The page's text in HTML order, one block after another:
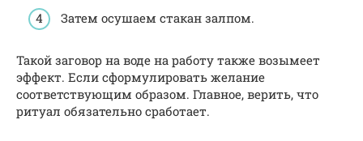
Затем осушаем стакан залпом.
Такой заговор на воде на работу также возымеет
эффект. Если сформулировать желание
соответствующим образом. Главное, верить, что
ритуал обязательно сработает.